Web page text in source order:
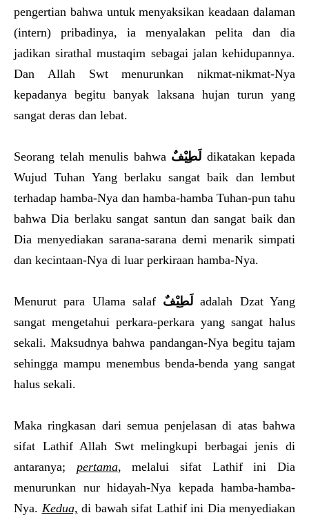
pengertian bahwa untuk menyaksikan keadaan dalaman
(intern) pribadinya, ia menyalakan pelita dan dia
jadikan sirathal mustaqim sebagai jalan kehidupannya.
Dan Allah Swt menurunkan nikmat-nikmat-Nya
kepadanya begitu banyak laksana hujan turun yang
sangat deras dan lebat.
Seorang telah menulis bahwa لَطِيْفٌ dikatakan kepada
Wujud Tuhan Yang berlaku sangat baik dan lembut
terhadap hamba-Nya dan hamba-hamba Tuhan-pun tahu
bahwa Dia berlaku sangat santun dan sangat baik dan
Dia menyediakan sarana-sarana demi menarik simpati
dan kecintaan-Nya di luar perkiraan hamba-Nya.
Menurut para Ulama salaf لَطِيْفٌ adalah Dzat Yang
sangat mengetahui perkara-perkara yang sangat halus
sekali. Maksudnya bahwa pandangan-Nya begitu tajam
sehingga mampu menembus benda-benda yang sangat
halus sekali.
Maka ringkasan dari semua penjelasan di atas bahwa
sifat Lathif Allah Swt melingkupi berbagai jenis di
antaranya; pertama, melalui sifat Lathif ini Dia
menurunkan nur hidayah-Nya kepada hamba-hamba-
Nya. Kedua, di bawah sifat Lathif ini Dia menyediakan